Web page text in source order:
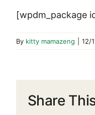
[wpdm_package
By kitty mamazeng 12/
Share